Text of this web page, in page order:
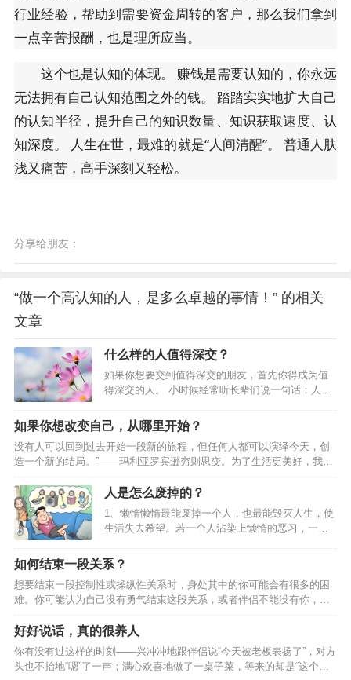
行业经验，帮助到需要资金周转的客户，那么我们拿到
一点辛苦报酬，也是理所应当。
这个也是认知的体现。 赚钱是需要认知的，你永远
无法拥有自己认知范围之外的钱。 踏踏实实地扩大自己
的认知半径，提升自己的知识数量、知识获取速度、认
知深度。 人生在世，最难的就是“人间清醒”。 普通人肤
浅又痛苦，高手深刻又轻松。
分享给朋友：
“做一个高认知的人，是多么卓越的事情！” 的相关
文章
什么样的人值得深交？
如果你想要交到值得深交的朋友，首先你得成为值
得深交的人。 小时候经常听长辈们说一句话：人一
想：你们就是认识的人太少了呗。后来年纪大一
点，懂得一点人际关系的秘密，猜测他们这么说可
能是想向对方表达：你这个朋友很珍贵，是一句客
气话。当经历过更多事情之后，越来越发现这句话
有道理，也许人都是孤独的吧，很难向别人真正敞
开心扉。又或许，首先自己得成为值得深交的人，
这样你才有机会交到更多的真朋友。什么样的人值
得深交呢？什么样的人值得深交？（深度好文）01
如果你想改变自己，从哪里开始？
没有人可以回到过去开始一段新的旅程，但任何人都可以演绎今天，创
造一个新的结局。”——玛利亚罗宾逊穷则思变。为了生活更美好，我们
一直在努力改变。在经历过一些事情后，我们会想，嗯，要改变一下自
己，因为我们改变不了世界。于是，我们计划着，想着一天一点的改变
自己。可是如何改变自己？很多时候，改变自己会痛苦，但不改变自己
会吃苦。改变很难，所以如果想改变，那肯定是一件很痛苦的事。虽然
是这样，但在很多时候，我们必须要改变自己。为了更好地赢得出路，
必须做出改变。很多时候，我们都需要一种斩断自己退路的勇气。因为
身…
人是怎么废掉的？
1、懒惰懒惰最能废掉一个人，也最能毁灭人生，使
生活失去希望。若一个人沾染上懒惰的恶习，一辈
噬人的智慧，因为懒得动脑子。懒惰行动得如此缓
慢，贫穷很快就能超过它。心理的懒惰，比身体的
懒惰更毁人，也最难改。当心理懒惰时，什么都不
想做，但必须要做工作，身体的各部分，就会感到
不安和无聊。反过来说，如果对于这种工作有兴
趣、愉快，工作效率不但高，身心也会感觉到十分
舒适。2、拖延世界上那些最容易的事情中，拖延时
间最不费力，也最能毁一个人。拖延是对生活本身
如何结束一段关系？
想要结束一段控制性或操纵性关系时，身处其中的你可能会有很多的困
难。你可能认为自己没有勇气结束这段关系，或者伴侣不能没有你，甚
至伴侣一直在伤害你，但是如果不离开，你就无法用自己的方法开始生
活。如果你想要真正结束一段关系， 就要提前做好准备，执行计划并坚
持到底。最重要的是树立勇气，敢于去做 01.为结束关系做准备 发现自
己处于他人控制中很多控制性或操纵性关系比理应发生的时间要长，因
为被控制或操纵的人不承认关系存在任何错误。你可能觉得伴侣只是有
好好说话，真的很养人
你有没有过这样的时刻——兴冲冲地跟伴侣说“今天被老板表扬了”，对方
头也不抬地“嗯”了一声；满心欢喜地做了一桌子菜，等来的却是“这个菜